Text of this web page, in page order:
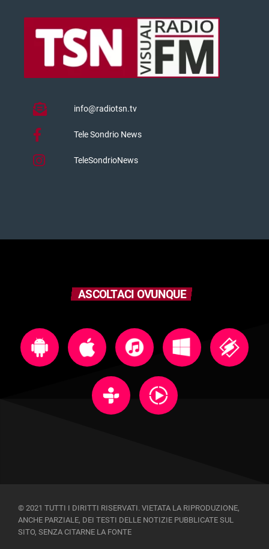
info@radiotsn.tv
Tele Sondrio News
TeleSondrioNews
ASCOLTACI OVUNQUE
© 2021 TUTTI I DIRITTI RISERVATI. VIETATA LA RIPRODUZIONE,
ANCHE PARZIALE, DEI TESTI DELLE NOTIZIE PUBBLICATE SUL
SITO, SENZA CITARNE LA FONTE